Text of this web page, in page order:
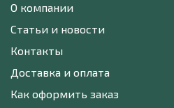
О компании
Статьи и новости
Контакты
Доставка и оплата
Как оформить заказ